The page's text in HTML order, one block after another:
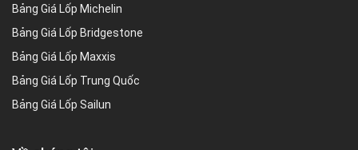
Bảng Giá Lốp Michelin
Bảng Giá Lốp Bridgestone
Bảng Giá Lốp Maxxis
Bảng Giá Lốp Trung Quốc
Bảng Giá Lốp Sailun